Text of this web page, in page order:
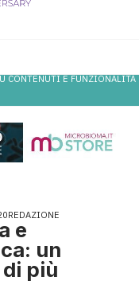
CONTENUTI E FUNZIONALITÀ
REDAZIONE
e
un
più